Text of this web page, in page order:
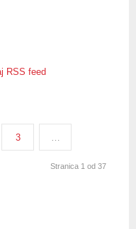
RSS feed
3 …
Stranica 1 od 37